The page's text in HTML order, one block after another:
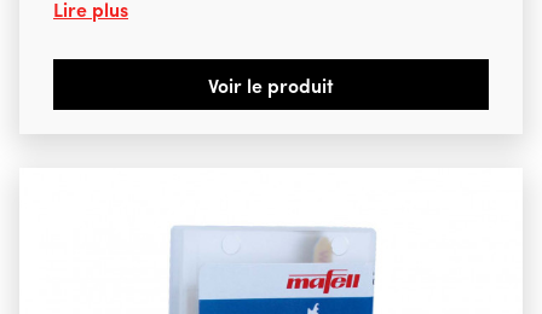
Lire plus
Voir le produit